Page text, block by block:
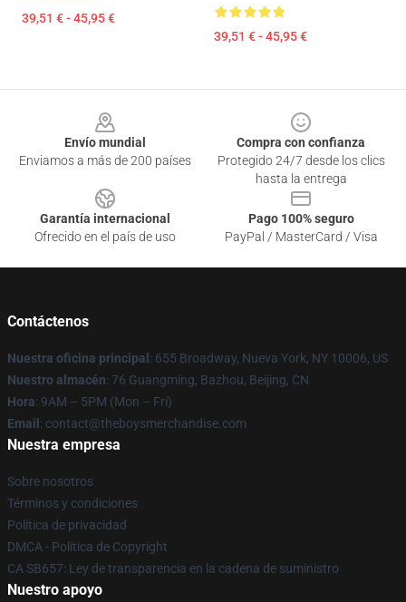
39,51 € - 45,95 €
39,51 € - 45,95 €
Envío mundial
Enviamos a más de 200 países
Compra con confianza
Protegido 24/7 desde los clics
hasta la entrega
Garantía internacional
Ofrecido en el país de uso
Pago 100% seguro
PayPal / MasterCard / Visa
Contáctenos
Nuestra oficina principal : 655 Broadway, Nueva York, NY 10006, US
Nuestro almacén: 76 Guangming, Bazhou, Beijing, CN
Hora: 9AM – 5PM (Mon – Fri)
Email : contact@theboysmerchandise.com
Nuestra empresa
Sobre nosotros
Términos y condiciones
Política de privacidad
DMCA - Política de Copyright
CA SB657: Ley de transparencia en la cadena de suministro
Nuestro apoyo